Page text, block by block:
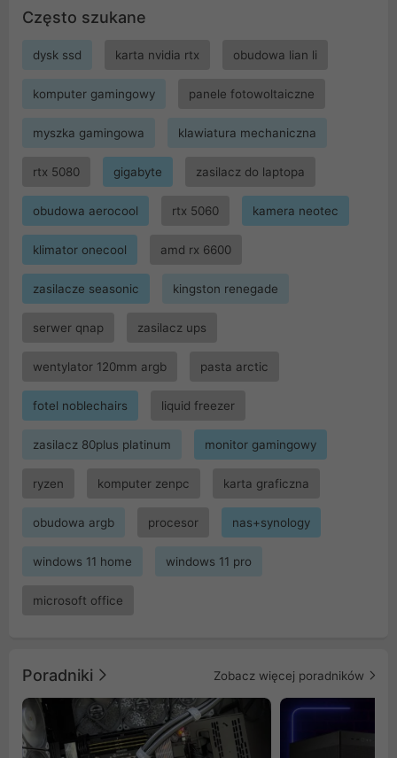
Często szukane
dysk ssd karta nvidia rtx obudowa lian li
komputer gamingowy panele fotowoltaiczne
myszka gamingowa klawiatura mechaniczna
rtx 5080 gigabyte zasilacz do laptopa
obudowa aerocool rtx 5060 kamera neotec
klimator onecool amd rx 6600
zasilacze seasonic kingston renegade
serwer qnap zasilacz ups
wentylator 120mm argb pasta arctic
fotel noblechairs liquid freezer
zasilacz 80plus platinum monitor gamingowy
ryzen komputer zenpc karta graficzna
obudowa argb procesor nas+synology
windows 11 home windows 11 pro
microsoft office
Poradniki Zobacz więcej poradników